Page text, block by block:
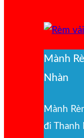
Mành
Nhàn
Mành
đi Thanh